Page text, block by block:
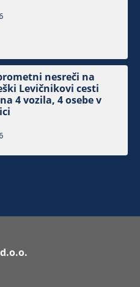
nesreči na
Levičnikovi cesti
4 vozila, 4 osebe v